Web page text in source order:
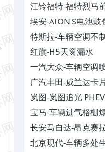
江铃福特-福特烈马
埃安-AION S电池鼓
特斯拉-车辆空调不
红旗-H5天窗漏水
一汽大众-车辆空调
广汽丰田-威兰达卡
磁
岚图-岚图追光
置与功能
宝马-车辆进气格栅
长安马自达-昂克赛
锈
北京现代-车辆多处